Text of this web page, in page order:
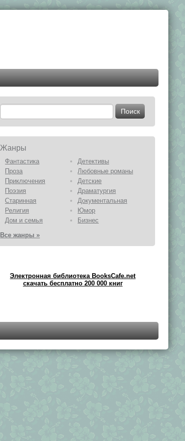
Жанры
Фантастика
Детективы
Проза
Любовные романы
Приключения
Детские
Поэзия
Драматургия
Старинная
Документальная
Религия
Юмор
Дом и семья
Бизнес
Все жанры »
Электронная библиотека BooksCafe.net
скачать бесплатно 200 000 книг